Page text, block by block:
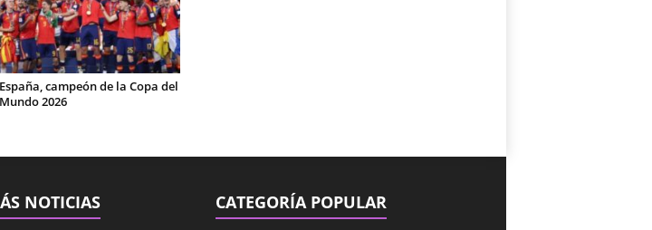
España, campeón de la Copa del
Mundo 2026
NOTICIAS CATEGORÍA POPULAR